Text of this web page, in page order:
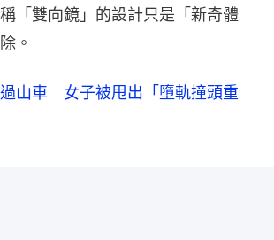
「雙向鏡」的設計只是「新奇體
。
山車 女子被甩出「墮軌撞頭重